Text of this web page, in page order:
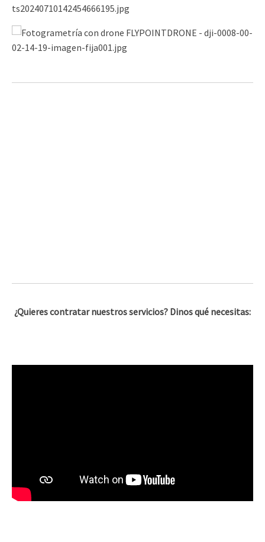
¿Quieres contratar nuestros servicios? Dinos qué necesitas: